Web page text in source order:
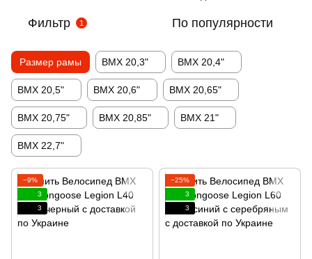
Фильтр 1 По популярности
Размер рамы BMX 20,3" BMX 20,4"
BMX 20,5" BMX 20,6" BMX 20,65"
BMX 20,75" BMX 20,85" BMX 21"
BMX 22,7"
−9%
3
3
−25%
3
3